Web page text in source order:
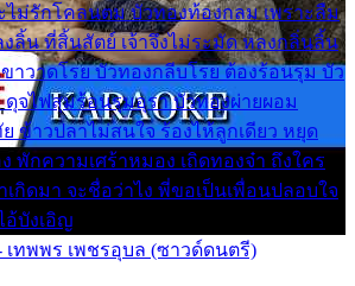
ไม่รักโคลนตม บัวทองท้องกลม เพราะลืม
ลิ้น ที่สิ้นสัตย์ เจ้าจึงไม่ระมัด หลงกลิ่นลิ้น
าวาดโรย บัวทองกลีบโรย ต้องร้อนรุม บัว
จไฟสุมร้อนรุมอุรา บัวทองผ่ายผอม
ข้าวปลาไม่สนใจ ร้องไห้ลูกเดียว หยุด
พักความเศร้าหมอง เถิดทองจ๋า ถึงใคร
เกิดมา จะชื่อว่าไง พี่ขอเป็นเพื่อนปลอบใจ
อ้บังเอิญ
เทพพร เพชรอุบล (ซาวด์ดนตรี)